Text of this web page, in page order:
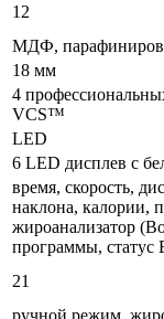
12
МДФ,
18 мм
4
VCS™
LED
6 LED дисплев c
время, скорость,
наклона, калории,
жироанализатор
программы, статус
21
ручной режим,